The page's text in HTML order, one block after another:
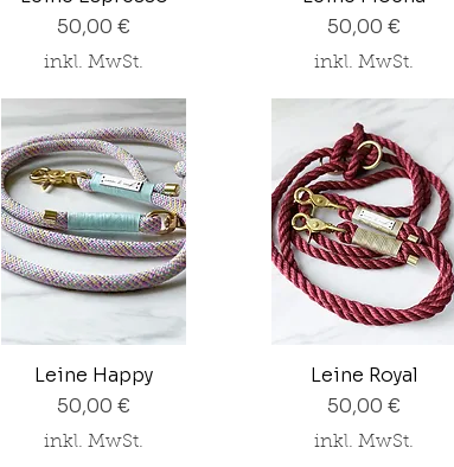
Preis
50,00 €
inkl. MwSt.
Preis
50,00 €
inkl. MwSt.
Leine Happy
Preis
50,00 €
inkl. MwSt.
Leine Royal
Preis
50,00 €
inkl. MwSt.